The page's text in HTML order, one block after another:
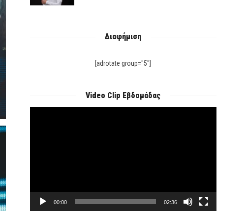
Διαφήμιση
[adrotate group="5"]
Video Clip Εβδομάδας
00:00 02:36